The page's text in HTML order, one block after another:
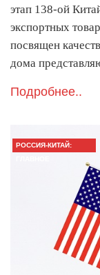
этап 138-ой
экспортных
посвящен
дома
Подробнее..
РОССИЯ-КИТАЙ: